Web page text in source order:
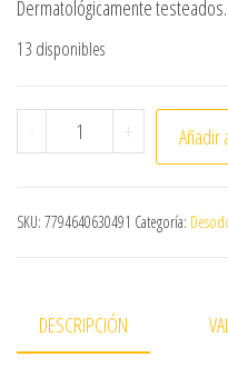
Dermatológicamente testeados.
13 disponibles
- ANTITRANSPIRANTE
+ Añadir
SKU: 7794640630491 Categoría:
DESCRIPCIÓN